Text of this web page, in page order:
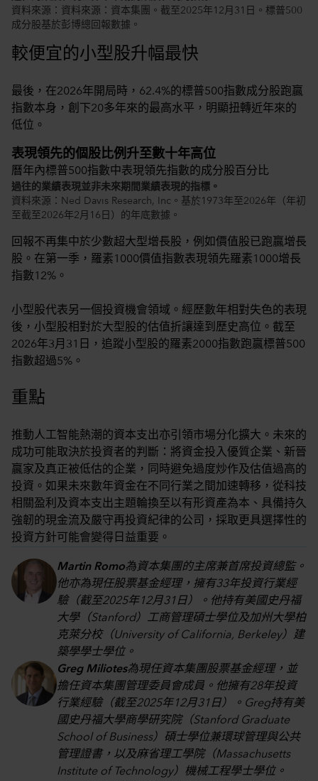
資料來源：資料來源：資本集團。截至2025年12月31日。標普500
成分股基於彭博總回報數據。
較便宜的小型股升幅最快
最後，在2026年開局時，62.4%的標普500指數成分股跑贏
指數本身，創下20多年來的最高水平，明顯扭轉近年來的
低位。
表現領先的個股比例升至數十年高位
曆年內標普500指數中表現領先指數的成分股百分比
過往的業績表現並非未來期間業績表現的指標。
資料來源：Ned Davis Research, Inc。基於1973年至2026年（年初
至截至2026年2月16日）的年底數據。
回報不再集中於少數超大型增長股，例如價值股已跑贏增長
股。在第一季，羅素1000價值指數表現領先羅素1000增長
指數12%。
小型股代表另一個投資機會領域。經歷數年相對失色的表現
後，小型股相對於大型股的估值折讓達到歷史高位。截至
2026年3月31日，追蹤小型股的羅素2000指數跑贏標普500
指數超過5%。
重點
推動人工智能熱潮的資本支出亦引領市場分化擴大。未來的
成功可能取決於投資者的判斷：將資金投入優質企業、新晉
贏家及真正被低估的企業，同時避免過度炒作及估值過高的
投資。如果未來數年資金在不同行業之間加速轉移，從科技
相關盈利及資本支出主題輪換至以有形資產為本、具備持久
強韌的現金流及嚴守再投資紀律的公司，採取更具選擇性的
投資方針可能會變得日益重要。
Martin Romo為資本集團的主席兼首席投資總監。
他亦為現任股票基金經理，擁有33年投資行業經
驗（截至2025年12月31日）。他持有美國史丹福
大學（Stanford）工商管理碩士學位及加州大學柏
克萊分校（University of California, Berkeley）建
築學學士學位。
Greg Miliotes為現任資本集團股票基金經理，並
擔任資本集團管理委員會成員。他擁有28年投資
行業經驗（截至2025年12月31日）。Greg持有美
國史丹福大學商學研究院（Stanford Graduate
School of Business）碩士學位兼環球管理與公共
管理證書，以及麻省理工學院（Massachusetts
Institute of Technology）機械工程學士學位。